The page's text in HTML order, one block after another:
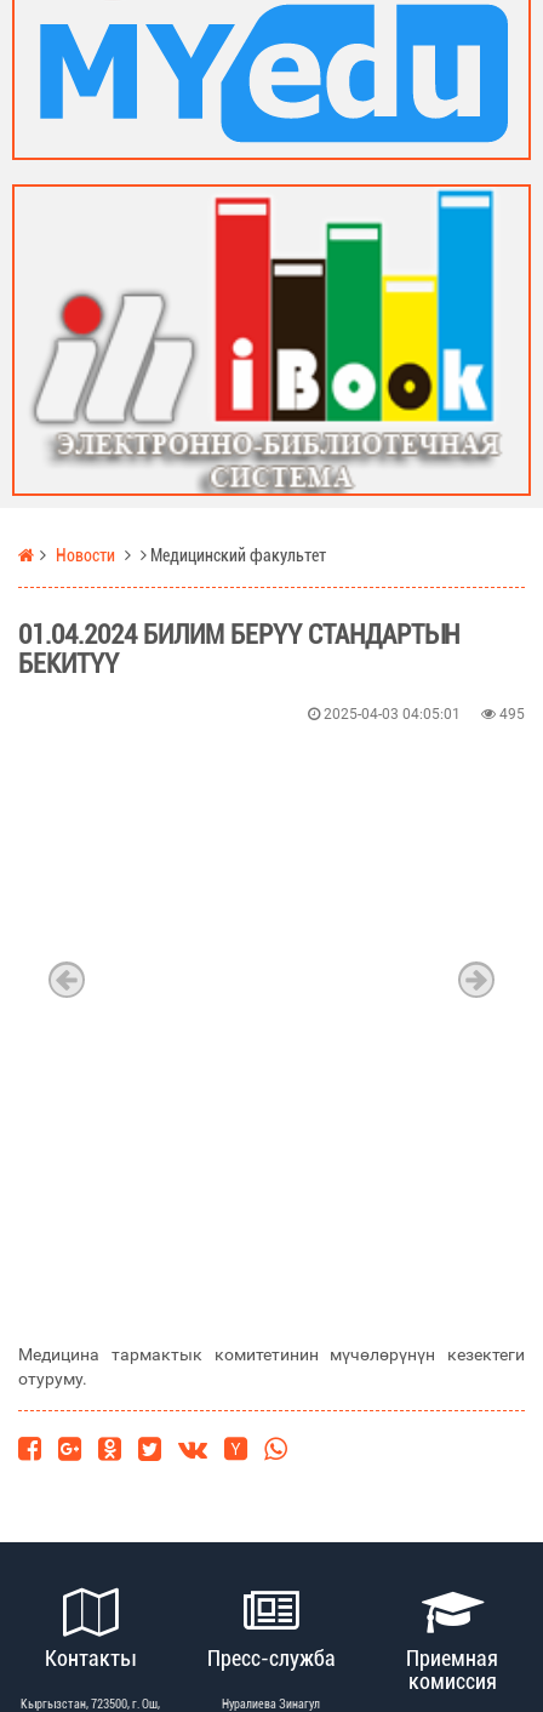
Новости Медицинский факультет
01.04.2024 БИЛИМ БЕРҮҮ СТАНДАРТЫН
БЕКИТҮҮ
2025-04-03 04:05:01 495
Медицина тармактык комитетинин мүчөлөрүнүн кезектеги
отуруму.
Контакты
Кыргызстан, 723500, г. Ош,
Пресс-служба
Нуралиева Зинагул
Приемная
комиссия